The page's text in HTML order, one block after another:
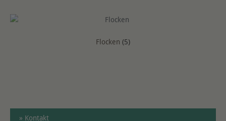
Flocken (5)
» Kontakt